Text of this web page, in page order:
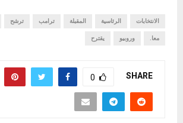
الانتخابات الرئاسية المقبلة ترامب ترشح
معا. وروبيو يقترح
SHARE
0